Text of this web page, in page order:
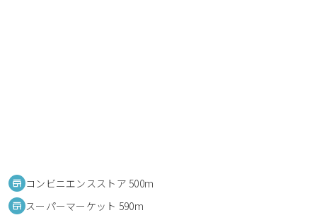
コンビニエンスストア 500m
スーパーマーケット 590m